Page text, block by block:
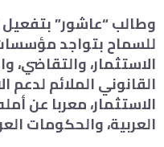
وطالب “عاشور” بتفعيل
للسماح بتواجد
الاستثمار، والتقاضي،
القانوني الملائم لدعم
الاستثمار، معربا عن
العربية، والحكومات